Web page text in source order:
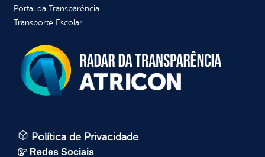
Portal da Transparência
Transporte Escolar
Política de Privacidade
Redes Sociais